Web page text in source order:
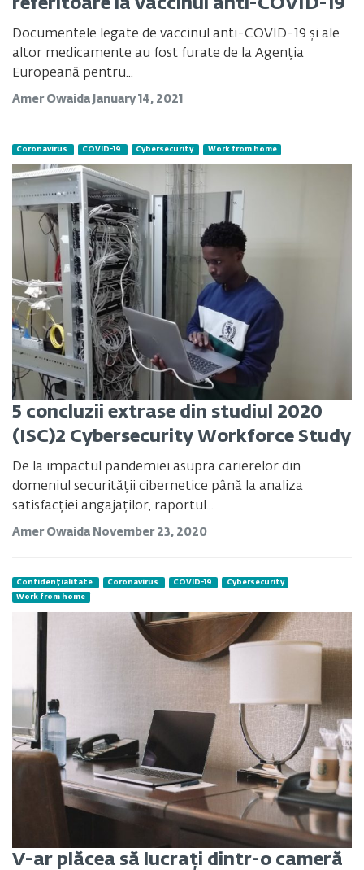
referitoare la vaccinul anti-COVID-19
Documentele legate de vaccinul anti-COVID-19 și ale
altor medicamente au fost furate de la Agenția
Europeană pentru...
Amer Owaida January 14, 2021
Coronavirus COVID-19 Cybersecurity Work from home
5 concluzii extrase din studiul 2020
(ISC)2 Cybersecurity Workforce Study
De la impactul pandemiei asupra carierelor din
domeniul securității cibernetice până la analiza
satisfacției angajaților, raportul...
Amer Owaida November 23, 2020
Confidențialitate Coronavirus COVID-19
Cybersecurity
Work from home
V-ar plăcea să lucrați dintr-o cameră